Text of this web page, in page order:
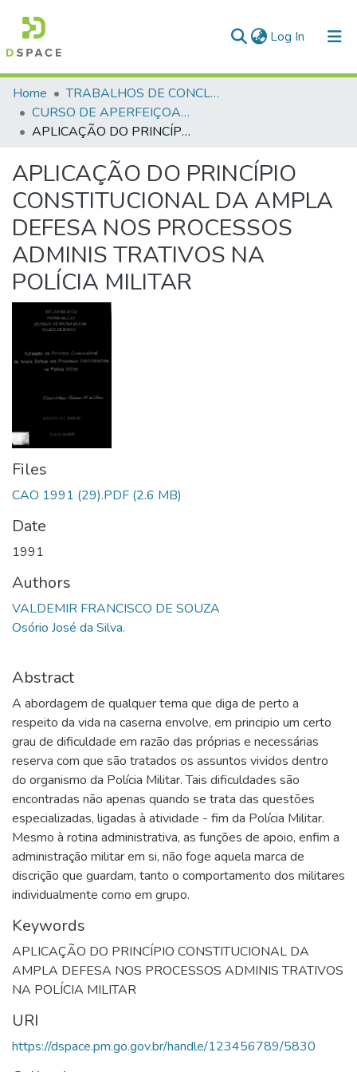
Log In (current)
Communities & Collections
All of DSpace
Home
TRABALHOS DE CONCLUSÃO DE CURSO - CAO (CURSO DE APERFEIÇOAMENTO DE OFICIAIS)
CURSO DE APERFEIÇOAMENTO DE OFICIAIS - CAO - 1991
APLICAÇÃO DO PRINCÍPIO CONSTITUCIONAL DA AMPLA DEFESA NOS PROCESSOS ADMINIS TRATIVOS NA POLÍCIA MILITAR
APLICAÇÃO DO PRINCÍPIO
CONSTITUCIONAL DA AMPLA
DEFESA NOS PROCESSOS
ADMINIS TRATIVOS NA
POLÍCIA MILITAR
Files
CAO 1991 (29).PDF (2.6 MB)
Date
1991
Authors
VALDEMIR FRANCISCO DE SOUZA
Osório José da Silva.
Abstract
A abordagem de qualquer tema que diga de perto a
respeito da vida na caserna envolve, em principio um certo
grau de dificuldade em razão das próprias e necessárias
reserva com que são tratados os assuntos vividos dentro
do organismo da Polícia Militar. Tais dificuldades são
encontradas não apenas quando se trata das questões
especializadas, ligadas à atividade - fim da Polícia Militar.
Mesmo à rotina administrativa, as funções de apoio, enfim a
administração militar em si, não foge aquela marca de
discrição que guardam, tanto o comportamento dos militares
individualmente como em grupo.
Keywords
APLICAÇÃO DO PRINCÍPIO CONSTITUCIONAL DA
AMPLA DEFESA NOS PROCESSOS ADMINIS TRATIVOS
NA POLÍCIA MILITAR
URI
https://dspace.pm.go.gov.br/handle/123456789/5830